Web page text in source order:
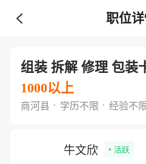
职位
组装 拆解 修理 包装
1000以上
商河县 学历不限 经验不
牛文欣 活跃